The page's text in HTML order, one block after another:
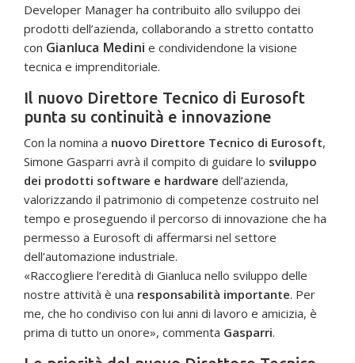
Developer Manager ha contribuito allo sviluppo dei
prodotti dell’azienda, collaborando a stretto contatto
con Gianluca Medinie condividendone la visione
tecnica e imprenditoriale.
Il nuovo Direttore Tecnico di Eurosoft
punta su continuità e innovazione
Con la nomina a nuovo Direttore Tecnico di Eurosoft,
Simone Gasparri avrà il compito di guidare lo sviluppo
dei prodotti software e hardware dell’azienda,
valorizzando il patrimonio di competenze costruito nel
tempo e proseguendo il percorso di innovazione che ha
permesso a Eurosoft di affermarsi nel settore
dell’automazione industriale.
«Raccogliere l’eredità di Gianluca nello sviluppo delle
nostre attività è una responsabilità importante. Per
me, che ho condiviso con lui anni di lavoro e amicizia, è
prima di tutto un onore», commenta Gasparri.